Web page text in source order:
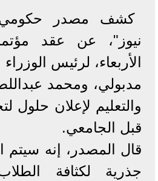
كشف مصدر حكومي
نيوز"، عن عقد
الأربعاء، لرئيس
مدبولي، ومحمد
والتعليم لإعلان حلول
قبل الجامعي.
قال المصدر، إنه سيتم
جذرية لكثافة